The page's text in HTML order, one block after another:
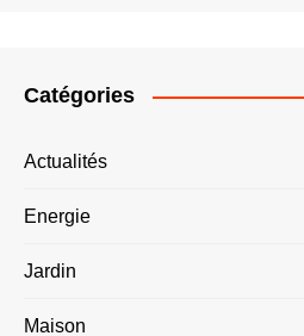
Catégories
Actualités
Energie
Jardin
Maison